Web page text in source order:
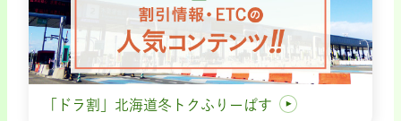
「ドラ割」北海道冬トクふりーぱす